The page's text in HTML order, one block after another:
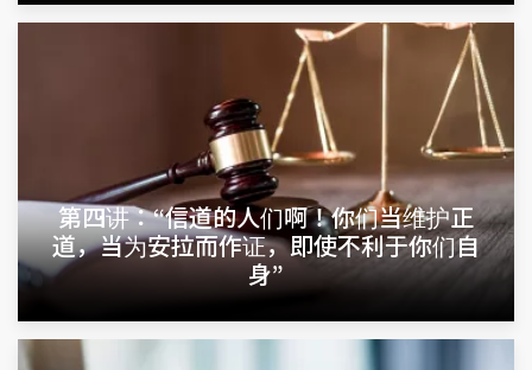
第四讲：“信道的人们啊！你们当维护正
道，当为安拉而作证，即使不利于你们自
身”